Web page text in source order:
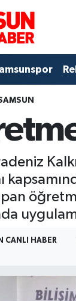
CANLI HABER
Haritası
ve Fikstür